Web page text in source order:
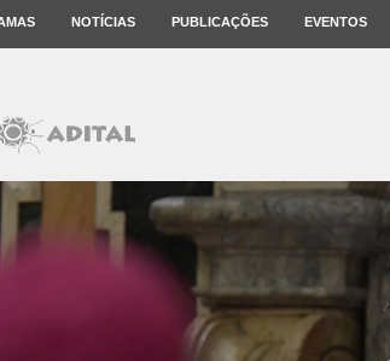
NOTÍCIAS PUBLICAÇÕES EVENTOS